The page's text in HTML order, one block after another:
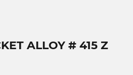
ALLOY # 415 Z